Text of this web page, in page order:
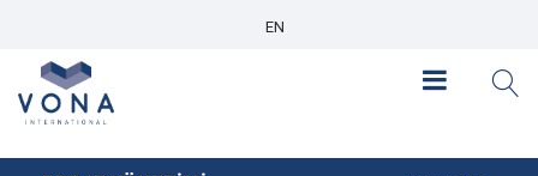
EN